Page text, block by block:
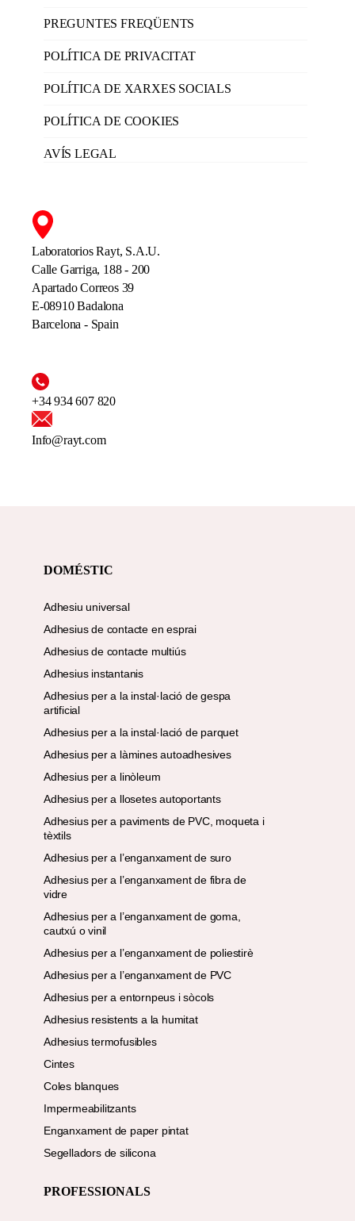
PREGUNTES FREQÜENTS
POLÍTICA DE PRIVACITAT
POLÍTICA DE XARXES SOCIALS
POLÍTICA DE COOKIES
AVÍS LEGAL
Laboratorios Rayt, S.A.U.
Calle Garriga, 188 - 200
Apartado Correos 39
E-08910 Badalona
Barcelona - Spain
+34 934 607 820
Info@rayt.com
DOMÉSTIC
Adhesiu universal
Adhesius de contacte en esprai
Adhesius de contacte multiús
Adhesius instantanis
Adhesius per a la instal·lació de gespa
artificial
Adhesius per a la instal·lació de parquet
Adhesius per a làmines autoadhesives
Adhesius per a linòleum
Adhesius per a llosetes autoportants
Adhesius per a paviments de PVC, moqueta i
tèxtils
Adhesius per a l’enganxament de suro
Adhesius per a l’enganxament de fibra de
vidre
Adhesius per a l’enganxament de goma,
cautxú o vinil
Adhesius per a l’enganxament de poliestirè
Adhesius per a l’enganxament de PVC
Adhesius per a entornpeus i sòcols
Adhesius resistents a la humitat
Adhesius termofusibles
Cintes
Coles blanques
Impermeabilitzants
Enganxament de paper pintat
Segelladors de silicona
PROFESSIONALS